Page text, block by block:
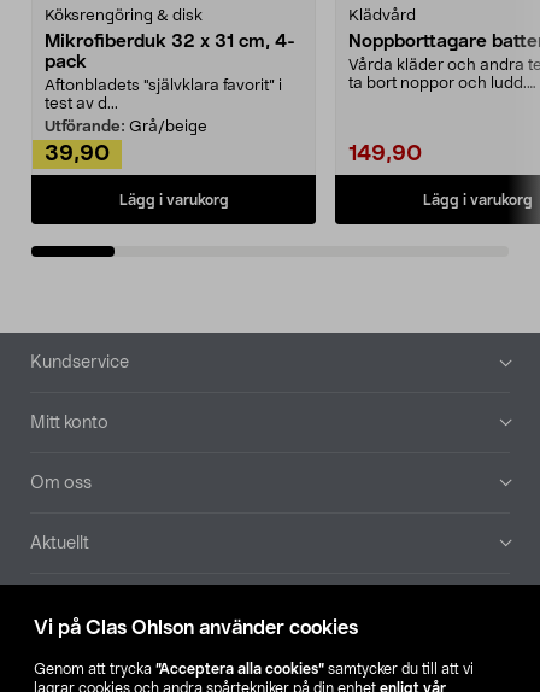
Vi på Clas Ohlson använder cookies
Genom att trycka ”Acceptera alla cookies” samtycker du till att vi
lagrar cookies och andra spårtekniker på din enhet enligt vår
Köksrengöring & disk
Mikrofiberduk 32 x 31 cm, 4-
pack
Aftonbladets "självklara favorit” i
test av d...
Utförande: Grå/beige
39,90
Lägg i varukorg
Klädvård
Noppborttagare
Vårda kläder och andra
ta bort noppor och ludd.
149,90
Lägg i varukorg
Sidfot
Kundservice
Mitt konto
Om oss
Aktuellt
Hitta butik